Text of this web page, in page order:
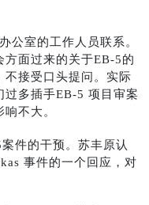
公室的工作人员联系。
面过来的关于EB-5的
不接受口头提问。实际
过多插手EB-5 项目审案
不大。
件的干预。苏丰原认
事件的一个回应，对